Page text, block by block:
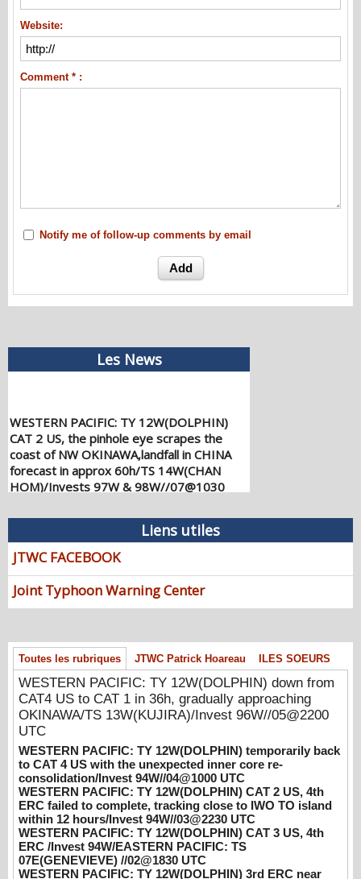
Website:
Comment * :
Notify me of follow-up comments by email
Les News
WESTERN PACIFIC: TY 12W(DOLPHIN)
CAT 2 US, the pinhole eye scrapes the
coast of NW OKINAWA,landfall in CHINA
forecast in approx 60h/TS 14W(CHAN
HOM)/Invests 97W & 98W//07@1030
UTC
WESTERN PACIFIC: TY 12W(DOLPHIN)
down from CAT4 US to CAT 1 in 36h,
gradually approaching OKINAWA/TS
13W(KUJIRA)/Invest 96W//05@2200 UTC
08/06/2026 -PATRICK HOAREAU
temporarily back to CAT 4 US with the
unexpected inner core re-
consolidation/Invest 94W//04@1000 UTC
08/04/2026 -PATRICK HOAREAU
WESTERN PACIFIC: TY 12W(DOLPHIN)
CAT 2 US, 4th ERC failed to complete,
tracking close to IWO TO island within 12
hours/Invest 94W//03@2230 UTC
08/04/2026 -PATRICK HOAREAU
WESTERN PACIFIC: TY 12W(DOLPHIN)
CAT 3 US, 4th ERC /Invest 94W/EASTERN
PACIFIC: TS 07E(GENEVIEVE) //02@1830
UTC
Liens utiles
JTWC FACEBOOK
Joint Typhoon Warning Center
Toutes les rubriques JTWC Patrick Hoareau ILES SOEURS
WESTERN PACIFIC: TY 12W(DOLPHIN) down from
CAT4 US to CAT 1 in 36h, gradually approaching
OKINAWA/TS 13W(KUJIRA)/Invest 96W//05@2200
UTC
WESTERN PACIFIC: TY 12W(DOLPHIN) temporarily back
to CAT 4 US with the unexpected inner core re-
consolidation/Invest 94W//04@1000 UTC
WESTERN PACIFIC: TY 12W(DOLPHIN) CAT 2 US, 4th
ERC failed to complete, tracking close to IWO TO island
within 12 hours/Invest 94W//03@2230 UTC
WESTERN PACIFIC: TY 12W(DOLPHIN) CAT 3 US, 4th
ERC /Invest 94W/EASTERN PACIFIC: TS
07E(GENEVIEVE) //02@1830 UTC
WESTERN PACIFIC: TY 12W(DOLPHIN) 3rd ERC near